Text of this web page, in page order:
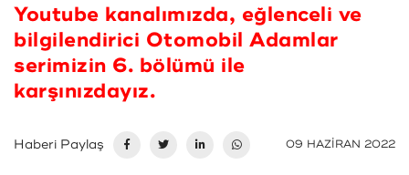
Youtube kanalımızda, eğlenceli ve
bilgilendirici Otomobil Adamlar
serimizin 6. bölümü ile
karşınızdayız.
Haberi Paylaş 09 HAZİRAN 2022